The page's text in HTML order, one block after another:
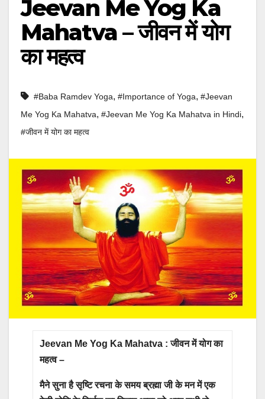
Jeevan Me Yog Ka
Mahatva – जीवन में योग
का महत्व
#Baba Ramdev Yoga, #Importance of Yoga, #Jeevan
Me Yog Ka Mahatva, #Jeevan Me Yog Ka Mahatva in Hindi,
#जीवन में योग का महत्व
Jeevan Me Yog Ka Mahatva : जीवन में योग का
महत्व –
मैने सुना है सृष्टि रचना के समय ब्रह्मा जी के मन में एक